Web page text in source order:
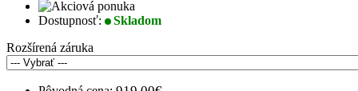
Dostupnosť:
Skladom
Rozšírená záruka